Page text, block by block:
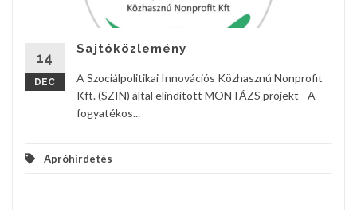
14
DEC
Sajtóközlemény
A Szociálpolitikai Innovációs Közhasznú Nonprofit
Kft. (SZIN) által elindított MONTÁZS projekt - A
fogyatékos...
Apróhirdetés